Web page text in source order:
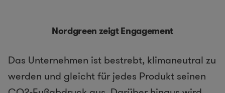
Nordgreen zeigt Engagement
Das Unternehmen ist bestrebt, klimaneutral zu
werden und gleicht für jedes Produkt seinen